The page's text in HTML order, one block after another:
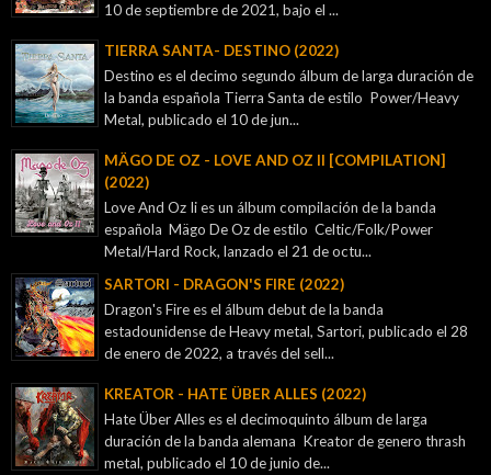
10 de septiembre de 2021, bajo el ...
TIERRA SANTA- DESTINO (2022)
Destino es el decimo segundo álbum de larga duración de
la banda española Tierra Santa de estilo Power/Heavy
Metal, publicado el 10 de jun...
MÄGO DE OZ - LOVE AND OZ II [COMPILATION]
(2022)
Love And Oz Ii es un álbum compilación de la banda
española Mägo De Oz de estilo Celtic/Folk/Power
Metal/Hard Rock, lanzado el 21 de octu...
SARTORI - DRAGON'S FIRE (2022)
Dragon's Fire es el álbum debut de la banda
estadounidense de Heavy metal, Sartori, publicado el 28
de enero de 2022, a través del sell...
KREATOR - ‎HATE ÜBER ALLES (2022)
Hate Über Alles es el decimoquinto álbum de larga
duración de la banda alemana Kreator de genero thrash
metal, publicado el 10 de junio de...